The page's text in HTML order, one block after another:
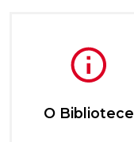
O Bibliotece